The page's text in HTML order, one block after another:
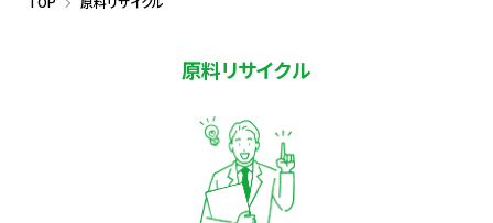
原料リサイクル